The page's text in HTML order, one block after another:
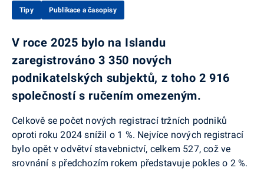
Tipy Publikace a časopisy
V roce 2025 bylo na Islandu
zaregistrováno 3 350 nových
podnikatelských subjektů, z toho 2 916
společností s ručením omezeným.
Celkově se počet nových registrací tržních podniků
oproti roku 2024 snížil o 1 %. Nejvíce nových registrací
bylo opět v odvětví stavebnictví, celkem 527, což ve
srovnání s předchozím rokem představuje pokles o 2 %.